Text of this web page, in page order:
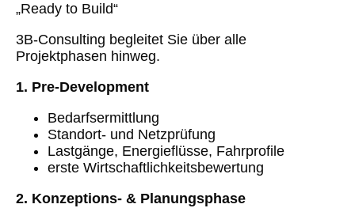
„Ready to Build“
3B‑Consulting begleitet Sie über alle
Projektphasen hinweg.
1. Pre‑Development
Bedarfsermittlung
Standort- und Netzprüfung
Lastgänge, Energieflüsse, Fahrprofile
erste Wirtschaftlichkeitsbewertung
2. Konzeptions- & Planungsphase